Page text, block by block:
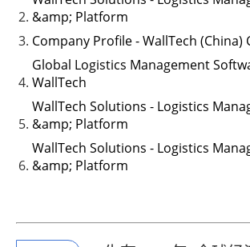
&amp; Platform
Company Profile - WallTech (China)
Global Logistics Management
WallTech
WallTech Solutions - Logistics
&amp; Platform
WallTech Solutions - Logistics
&amp; Platform